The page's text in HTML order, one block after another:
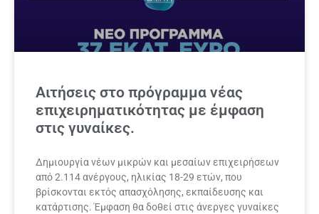
Αιτήσεις στο πρόγραμμα νέας
επιχειρηματικότητας με έμφαση
στις γυναίκες.
Δημιουργία νέων μικρών και μεσαίων επιχειρήσεων
από 2.114 ανέργους, ηλικίας 18-29 ετών, που
βρίσκονται εκτός απασχόλησης, εκπαίδευσης και
κατάρτισης. Έμφαση θα δοθεί στις άνεργες γυναίκες